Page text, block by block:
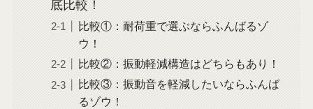
底比較！
比較①：耐荷重で選ぶならふんばるゾ
ウ！
比較②：振動軽減構造はどちらもあり！
比較③：振動音を軽減したいならふんば
るゾウ！